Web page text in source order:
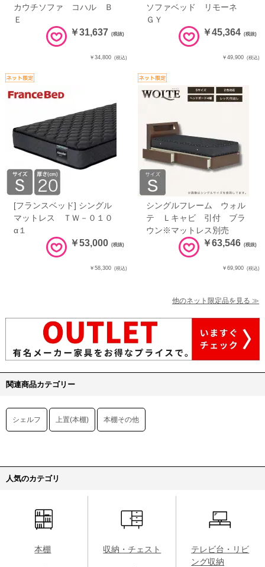
カウチソファ コハル Ｂ
Ｅ
￥31,637 (税抜)
￥34,800 (税込)
ソファベッド リモーネ
ＧＹ
￥45,364 (税抜)
￥49,900 (税込)
[フランスベッド] シングル
マットレス ＴＷ－０１０
α１
￥53,000 (税抜)
￥58,300 (税込)
シングルフレーム ウォル
テ Ｌキャビ 引付 ブラ
ウン※マットレス別売
￥63,546 (税抜)
￥69,900 (税込)
他のネット限定品を見る ≫
関連商品カテゴリー
シェルフ 上置(本棚) 本棚その他
人気のカテゴリ
本棚 収納・チェスト
テレビ台・リビ
ング収納